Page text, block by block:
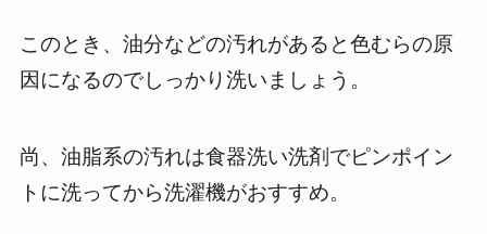
このとき、油分などの汚れがあると色むらの原
因になるのでしっかり洗いましょう。
尚、油脂系の汚れは食器洗い洗剤でピンポイン
トに洗ってから洗濯機がおすすめ。